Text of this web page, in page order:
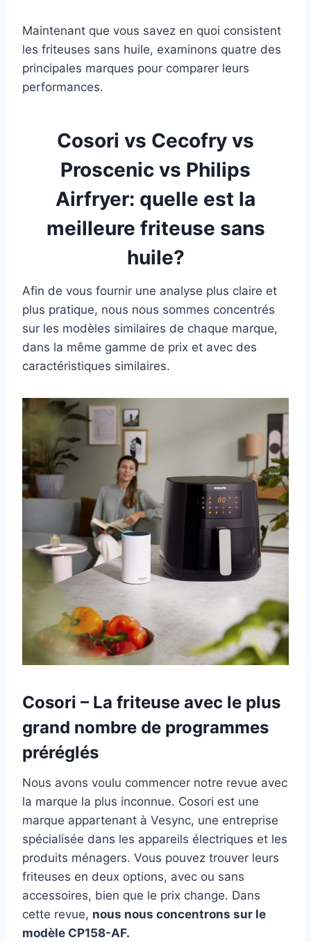
Maintenant que vous savez en quoi consistent
les friteuses sans huile, examinons quatre des
principales marques pour comparer leurs
performances.
Cosori vs Cecofry vs
Proscenic vs Philips
Airfryer: quelle est la
meilleure friteuse sans
huile?
Afin de vous fournir une analyse plus claire et
plus pratique, nous nous sommes concentrés
sur les modèles similaires de chaque marque,
dans la même gamme de prix et avec des
caractéristiques similaires.
Cosori – La friteuse avec le plus
grand nombre de programmes
préréglés
Nous avons voulu commencer notre revue avec
la marque la plus inconnue. Cosori est une
marque appartenant à Vesync, une entreprise
spécialisée dans les appareils électriques et les
produits ménagers. Vous pouvez trouver leurs
friteuses en deux options, avec ou sans
accessoires, bien que le prix change. Dans
cette revue, nous nous concentrons sur le
modèle CP158-AF.